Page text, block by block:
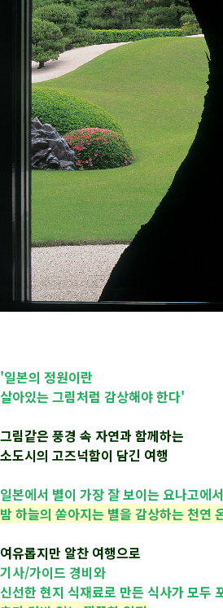
'일본의 정원이란
살아있는 그림처럼 감상해야 한다'
그림같은 풍경 속 자연과 함께하는
소도시의 고즈넉함이 담긴 여행
일본에서 별이 가장 잘 보이는 요나고에서
밤 하늘의 쏟아지는 별을 감상하는 천연
여유롭지만 알찬 여행으로
기사/가이드 경비와
신선한 현지 식재료로 만든 식사가 모두